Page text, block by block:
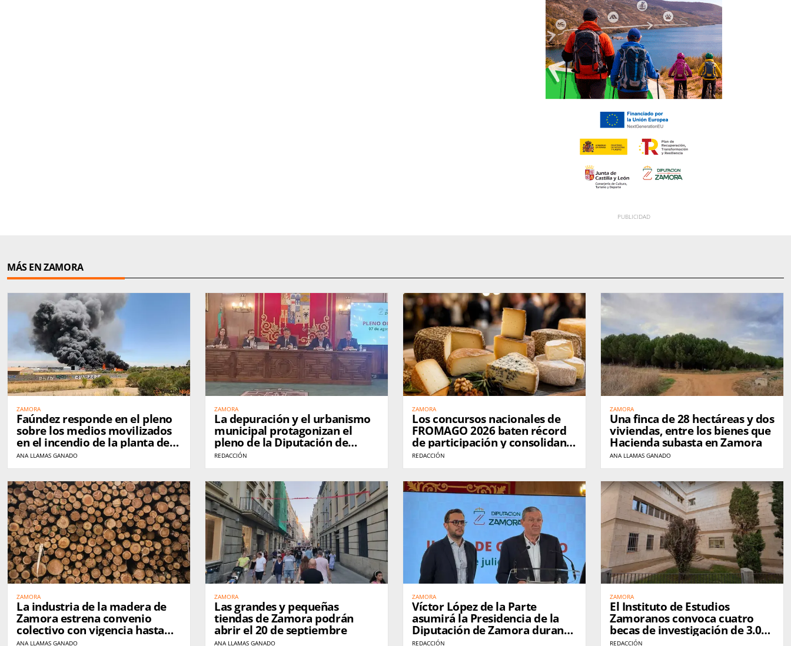
MÁS EN ZAMORA
ZAMORA
Faúndez responde en el pleno
sobre los medios movilizados
en el incendio de la planta de
residuos de Roales
ANA LLAMAS GANADO
ZAMORA
La depuración y el urbanismo
municipal protagonizan el
pleno de la Diputación de
Zamora
REDACCIÓN
ZAMORA
Los concursos nacionales de
FROMAGO 2026 baten récord
de participación y consolidan a
Zamora como referente del
queso en España
REDACCIÓN
ZAMORA
Una finca de 28 hectáreas y dos
viviendas, entre los bienes que
Hacienda subasta en Zamora
ANA LLAMAS GANADO
ZAMORA
La industria de la madera de
Zamora estrena convenio
colectivo con vigencia hasta
2028
ANA LLAMAS GANADO
ZAMORA
Las grandes y pequeñas
tiendas de Zamora podrán
abrir el 20 de septiembre
ANA LLAMAS GANADO
ZAMORA
Víctor López de la Parte
asumirá la Presidencia de la
Diputación de Zamora durante
la ausencia de Javier Faúndez
REDACCIÓN
ZAMORA
El Instituto de Estudios
Zamoranos convoca cuatro
becas de investigación de 3.000
euros para proyectos sobre la
REDACCIÓN